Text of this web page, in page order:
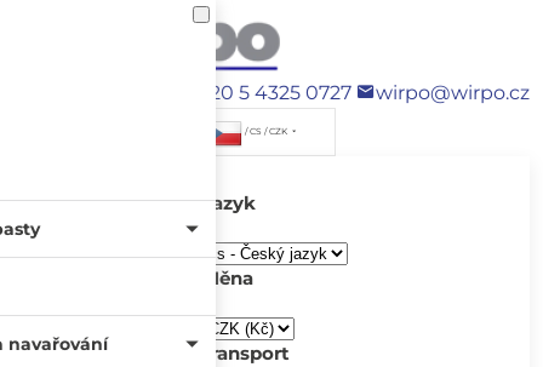
+420 5 4325 0727 wirpo@wirpo.cz
/ CS / CZK
Jazyk
Měna
transport
navařování